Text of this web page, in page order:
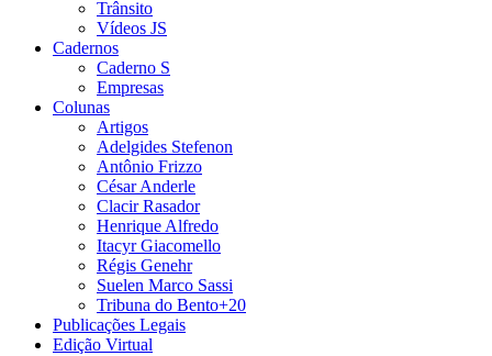
Trânsito
Vídeos JS
Cadernos
Caderno S
Empresas
Colunas
Artigos
Adelgides Stefenon
Antônio Frizzo
César Anderle
Clacir Rasador
Henrique Alfredo
Itacyr Giacomello
Régis Genehr
Suelen Marco Sassi
Tribuna do Bento+20
Publicações Legais
Edição Virtual